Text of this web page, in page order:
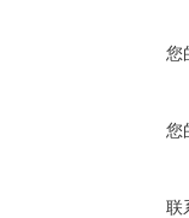
您
您
联